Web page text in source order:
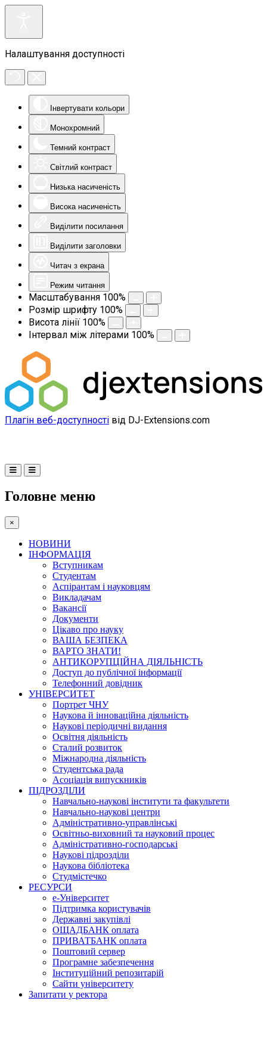
Налаштування доступності
Інвертувати кольори
Монохромний
Темний контраст
Світлий контраст
Низька насиченість
Висока насиченість
Виділити посилання
Виділити заголовки
Читач з екрана
Режим читання
Масштабування 100%
Розмір шрифту 100%
Висота лінії 100%
Інтервал між літерами 100%
Плагін веб-доступності від DJ-Extensions.com
Головне меню
×
НОВИНИ
ІНФОРМАЦІЯ
Вступникам
Студентам
Аспірантам і науковцям
Викладачам
Вакансії
Документи
Цікаво про науку
ВАША БЕЗПЕКА
ВАРТО ЗНАТИ!
АНТИКОРУПЦІЙНА ДІЯЛЬНІСТЬ
Доступ до публічної інформації
Телефонний довідник
УНІВЕРСИТЕТ
Портрет ЧНУ
Наукова й інноваційна діяльність
Наукові періодичні видання
Освітня діяльність
Сталий розвиток
Міжнародна діяльність
Студентська рада
Асоціація випускників
ПІДРОЗДІЛИ
Навчально-наукові інститути та факультети
Навчально-наукові центри
Адміністративно-управлінські
Освітньо-виховний та науковий процес
Адміністративно-господарські
Наукові підрозділи
Наукова бібліотека
Студмістечко
РЕСУРСИ
е-Університет
Підтримка користувачів
Державні закупівлі
ОЩАДБАНК оплата
ПРИВАТБАНК оплата
Поштовий сервер
Програмне забезпечення
Інституційний репозитарій
Сайти університету
Запитати у ректора